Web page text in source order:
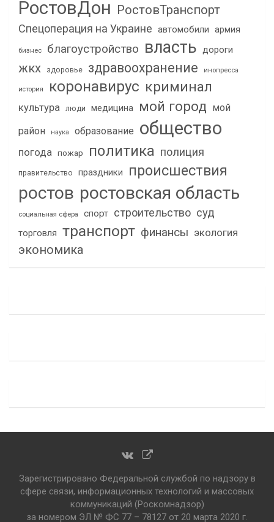
РостовДон РостовТранспорт
Спецоперация на Украине автомобили армия
бизнес благоустройство власть дороги
жкх здоровье здравоохранение инопресса
история коронавирус криминал
культура люди медицина мой город мой
район
наука образование общество
погода пожар политика полиция
правительство праздники происшествия
ростов ростовская область
социальная сфера спорт строительство суд
торговля транспорт финансы экология
экономика
Зарегистрировано Федеральной службой по надзору в
сфере связи, информационных технологий и массовых
коммуникаций (Роскомнадзор)
за номером ЭЛ № ФС 77 – 78127 от 20 марта 2020 г.